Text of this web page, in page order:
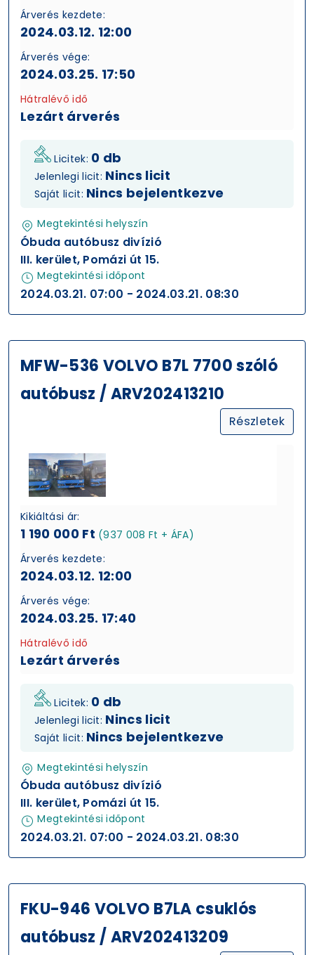
Árverés kezdete:
2024.03.12. 12:00
Árverés vége:
2024.03.25. 17:50
Hátralévő idő
Lezárt árverés
Licitek: 0 db
Jelenlegi licit: Nincs licit
Saját licit: Nincs bejelentkezve
Megtekintési helyszín
Óbuda autóbusz divízió
III. kerület, Pomázi út 15.
Megtekintési időpont
2024.03.21. 07:00 - 2024.03.21. 08:30
MFW-536 VOLVO B7L 7700 szóló
autóbusz / ARV202413210
Részletek
Kikiáltási ár:
1 190 000 Ft (937 008 Ft + ÁFA)
Árverés kezdete:
2024.03.12. 12:00
Árverés vége:
2024.03.25. 17:40
Hátralévő idő
Lezárt árverés
Licitek: 0 db
Jelenlegi licit: Nincs licit
Saját licit: Nincs bejelentkezve
Megtekintési helyszín
Óbuda autóbusz divízió
III. kerület, Pomázi út 15.
Megtekintési időpont
2024.03.21. 07:00 - 2024.03.21. 08:30
FKU-946 VOLVO B7LA csuklós
autóbusz / ARV202413209